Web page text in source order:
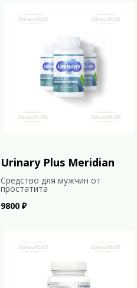
Urinary Plus Meridian
Средство для мужчин от
простатита
9800 ₽